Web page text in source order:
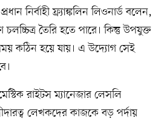
নির্বাহী ফ্র্যাঙ্কলিন লিওনার্ড বলেন,
তৈরি হতে পারে। কিন্তু উপযুক্ত
কঠিন হয়ে যায়। এ উদ্যোগ সেই
রাইটস ম্যানেজার লেসলি
লেখকদের কাজকে বড় পর্দায়